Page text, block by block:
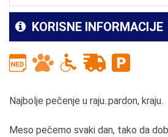
KORISNE INFORMACIJE
Najbolje pečenje u raju..pardon, kraju.
Meso pečemo svaki dan, tako da